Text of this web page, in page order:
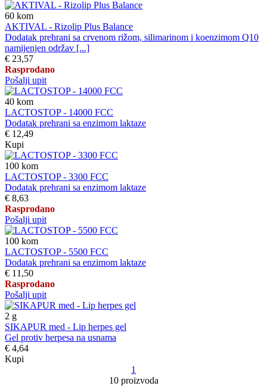
60 kom
AKTIVAL - Rizolip Plus Balance
Dodatak prehrani sa crvenom rižom, silimarinom i koenzimom Q10
namijenjen održav [...]
€ 23,57
Rasprodano
Pošalji upit
40 kom
LACTOSTOP - 14000 FCC
Dodatak prehrani sa enzimom laktaze
€ 12,49
Kupi
100 kom
LACTOSTOP - 3300 FCC
Dodatak prehrani sa enzimom laktaze
€ 8,63
Rasprodano
Pošalji upit
100 kom
LACTOSTOP - 5500 FCC
Dodatak prehrani sa enzimom laktaze
€ 11,50
Rasprodano
Pošalji upit
2 g
SIKAPUR med - Lip herpes gel
Gel protiv herpesa na usnama
€ 4,64
Kupi
1
10 proizvoda